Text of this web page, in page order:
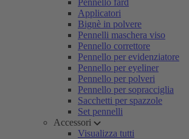
Pennello fard
Applicatori
Bignè in polvere
Pennelli maschera viso
Pennello correttore
Pennello per evidenziatore
Pennello per eyeliner
Pennello per polveri
Pennello per sopracciglia
Sacchetti per spazzole
Set pennelli
Accessori
Visualizza tutti